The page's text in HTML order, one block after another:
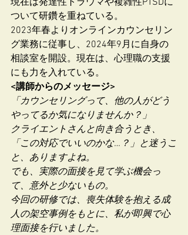
現在は発達性トラウマや複雑性PTSDに
ついて研鑽を重ねている。
2023年春よりオンラインカウンセリン
グ業務に従事し、2024年9月に自身の
相談室を開設。現在は、心理職の支援
にも力を入れている。
<講師からのメッセージ>
「カウンセリングって、他の人がどう
やってるか気になりませんか？」
クライエントさんと向き合うとき、
「この対応でいいのかな…？」と迷うこ
と、ありますよね。
でも、実際の面接を見て学ぶ機会っ
て、意外と少ないもの。
今回の研修では、喪失体験を抱える成
人の架空事例をもとに、私が即興で心
理面接を行いました。